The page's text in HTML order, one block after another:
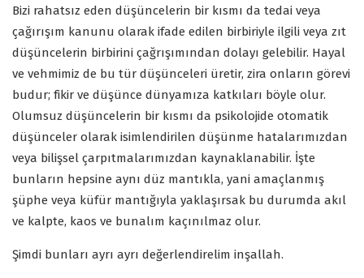
Bizi rahatsız eden düşüncelerin bir kısmı da tedai veya
çağırışım kanunu olarak ifade edilen birbiriyle ilgili veya zıt
düşüncelerin birbirini çağrışımından dolayı gelebilir. Hayal
ve vehmimiz de bu tür düşünceleri üretir, zira onların görevi
budur; fikir ve düşünce dünyamıza katkıları böyle olur.
Olumsuz düşüncelerin bir kısmı da psikolojide otomatik
düşünceler olarak isimlendirilen düşünme hatalarımızdan
veya bilişsel çarpıtmalarımızdan kaynaklanabilir. İşte
bunların hepsine aynı düz mantıkla, yani amaçlanmış
şüphe veya küfür mantığıyla yaklaşırsak bu durumda akıl
ve kalpte, kaos ve bunalım kaçınılmaz olur.
Şimdi bunları ayrı ayrı değerlendirelim inşallah.